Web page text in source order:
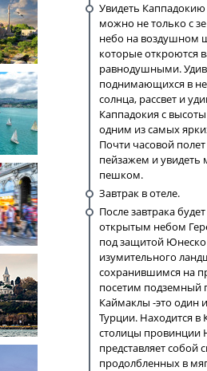
Увидеть Каппадокию
можно не только с
небо на воздушном
которые откроются
равнодушными.
поднимающихся в
солнца, рассвет и
Каппадокия с
одним из самых
Почти часовой
пейзажем и увидеть
пешком.
Завтрак в отеле.
После завтрака
открытым небом
под защитой Юнеско
изумительного
сохранившимся на
посетим подземный
Каймаклы -это один
Турции. Находится в
столицы провинции
представляет собой
продолбленных в